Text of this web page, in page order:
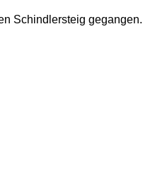
Schindlersteig gegangen.